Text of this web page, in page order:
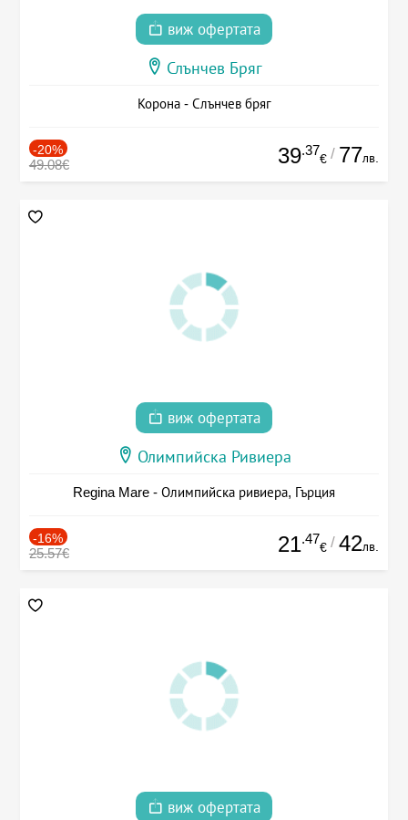
виж офертата
Слънчев Бряг
Корона - Слънчев бряг
-20%
49.08€ 39.37
€ / 77лв.
виж офертата
Олимпийска Ривиера
Regina Mare - Олимпийска ривиера, Гърция
-16%
25.57€ 21.47
€ / 42лв.
виж офертата